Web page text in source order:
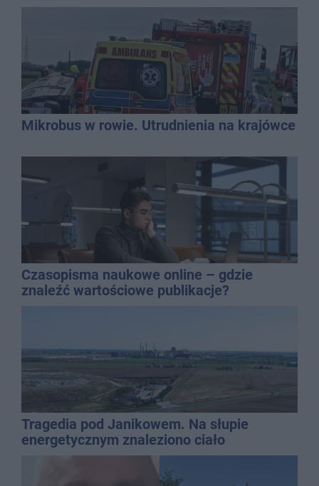
dolewkę
Mikrobus w rowie. Utrudnienia na krajówce
Czasopisma naukowe online – gdzie
znaleźć wartościowe publikacje?
Tragedia pod Janikowem. Na słupie
energetycznym znaleziono ciało
mężczyzny